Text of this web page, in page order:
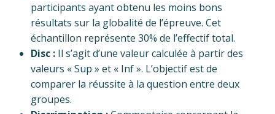
participants ayant obtenu les moins bons
résultats sur la globalité de l’épreuve. Cet
échantillon représente 30% de l’effectif total.
Disc : Il s’agit d’une valeur calculée à partir des
valeurs « Sup » et « Inf ». L’objectif est de
comparer la réussite à la question entre deux
groupes.